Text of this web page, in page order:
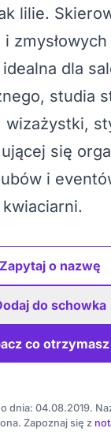
lilie.
dla
studia
wizażystki,
się
i
kwiaciarni.
o nazwę
do schowka
co otrzymasz
dnia: 04.08.2019.
Zapoznaj się z